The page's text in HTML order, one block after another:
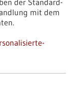
der Standard-
mit dem